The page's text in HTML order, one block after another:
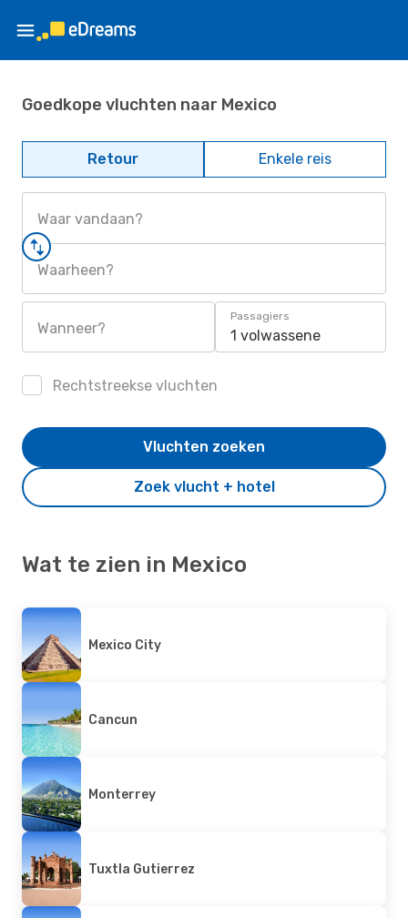
Goedkope vluchten naar Mexico
Retour Enkele reis
Waar vandaan?
Waarheen?
Wanneer?
Passagiers
1 volwassene
Rechtstreekse vluchten
Zoek vlucht + hotel
Vluchten zoeken
Wat te zien in Mexico
Mexico City
Cancun
Monterrey
Tuxtla Gutierrez